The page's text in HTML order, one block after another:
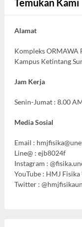
Alamat
Kompleks ORMAWA
Kampus Ketintang
Jam Kerja
Senin-Jumat : 8.00
Media Sosial
Email :
Line@ : ejb8024f
Instagram :
YouTube : HMJ Fisika
Twitter :